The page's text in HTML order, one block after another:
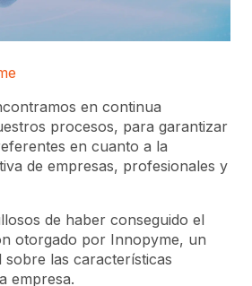
en continua
procesos, para garantizar
en cuanto a la
de empresas, profesionales y
de haber conseguido el
otorgado por Innopyme, un
sobre las características
empresa.